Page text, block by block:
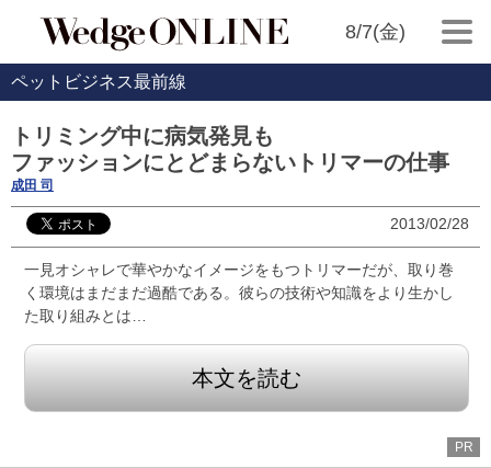
8/7(金)
ペットビジネス最前線
トリミング中に病気発見も
ファッションにとどまらないトリマーの仕事
成田 司
2013/02/28
一見オシャレで華やかなイメージをもつトリマーだが、取り巻
く環境はまだまだ過酷である。彼らの技術や知識をより生かし
た取り組みとは…
本文を読む
PR